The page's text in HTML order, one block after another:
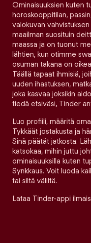
Ominaisuuksien kuten
horoskooppitilan,
valokuvan
maailman suosituin
maassa ja on tuonut
lähtien, kun otimme
osuman takana on
Täällä tapaat ihmisiä,
uuden ihastuksen,
joka kasvaa joksikin
tiedä etsiväsi, Tinder
Luo profiili, määritä
Tykkäät jostakusta ja
Sinä päätät jatkosta.
katsokaa, mihin juttu
ominaisuuksilla kuten
Synkkaus. Voit luoda
tai siltä väliltä.
Lataa Tinder-appi